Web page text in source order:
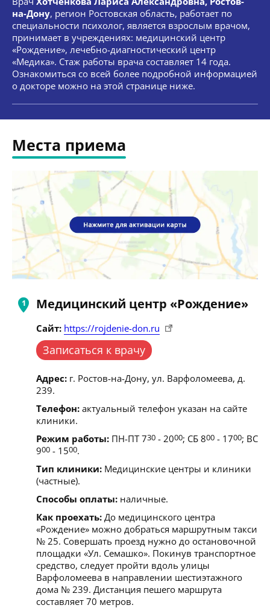
на-Дону, регион Ростовская область, работает по
специальности психолог, является взрослым врачом,
принимает в учреждениях: медицинский центр
«Рождение», лечебно-диагностический центр
«Медика». Стаж работы врача составляет 14 года.
Ознакомиться со всей более подробной информацией
о докторе можно на этой странице ниже.
Места приема
Медицинский центр «Рождение»
Сайт: https://rojdenie-don.ru
Записаться к врачу
Адрес: г. Ростов-на-Дону, ул. Варфоломеева, д.
239.
Телефон: актуальный телефон указан на сайте
клиники.
Режим работы: ПН-ПТ 730 - 2000; СБ 800 - 1700; ВС
900 - 1500.
Тип клиники: Медицинские центры и клиники
(частные).
Способы оплаты: наличные.
Как проехать: До медицинского центра
«Рождение» можно добраться маршрутным такси
№ 25. Совершать проезд нужно до остановочной
площадки «Ул. Семашко». Покинув транспортное
средство, следует пройти вдоль улицы
Варфоломеева в направлении шестиэтажного
дома № 239. Дистанция пешего маршрута
составляет 70 метров.